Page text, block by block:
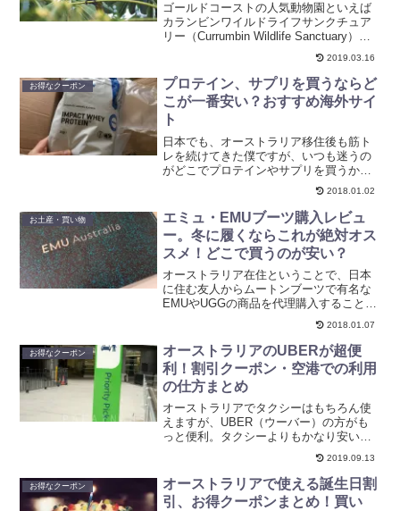
ゴールドコーストの人気動物園といえば
カランビンワイルドライフサンクチュア
リー（Currumbin Wildlife Sanctuary）。
1400種以上の動物と触れ合ったりするこ
ができます。この記事では：基本情報ゴ
ールドコーストからの行き方、地図口コ
ミ、体験談見どころ安くチケットを買う
方法をまとめました。公式サイトより約
40%安く買えるサイトはこちら。ランチ
代ぐらいは浮くので事前に割引券を買っ
ておきましょう。
2019.03.16
お得なクーポン
プロテイン、サプリを買うならど
こが一番安い？おすすめ海外サイ
ト
日本でも、オーストラリア移住後も筋ト
レを続けてきた僕ですが、いつも迷うの
がどこでプロテインやサプリを買うか。
毎日使うものだからあまり高価なものは
買えないけど、品質が高いもの、評判が
良いものを長く使っていきたい。今日は
僕が普段使っているプロテ...
2018.01.02
お土産・買い物
エミュ・EMUブーツ購入レビュ
ー。冬に履くならこれが絶対オス
スメ！どこで買うのが安い？
オーストラリア在住ということで、日本
に住む友人からムートンブーツで有名な
EMUやUGGの商品を代理購入することが
あります。いろんな商品を購入するうち
に、妻がすっかりEMUとUGGにハマって
しまいました。日本とオーストラリアに
１足ずつ持ってい...
2018.01.07
お得なクーポン
オーストラリアのUBERが超便
利！割引クーポン・空港での利用
の仕方まとめ
オーストラリアでタクシーはもちろん使
えますが、UBER（ウーバー）の方がも
っと便利。タクシーよりもかなり安い
し、UBERのアプリが超便利。在住者は
もちろん、旅行者やワーホリの方にとっ
てもアプリさえダウンロードしておけば
すぐに使えます。とうわ...
2019.09.13
お得なクーポン
オーストラリアで使える誕生日割
引、お得クーポンまとめ！買い